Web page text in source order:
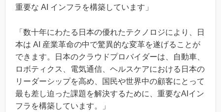
重要な AI インフラを構築しています」
「数十年にわたる日本の優れたテクノロジにより、日
本は AI 産業革命の中で驚異的な変革を遂げることが
できます。日本のクラウドプロバイダーは、自動車、
ロボティクス、電気通信、ヘルスケアにおける日本の
リーダーシップを高め、国民や世界中の顧客にとって
最も差し迫った課題を解決するために、重要なAIイン
フラを構築しています。」